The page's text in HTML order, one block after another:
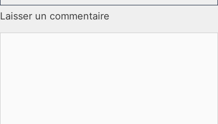
Laisser un commentaire